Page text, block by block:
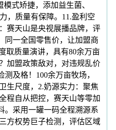
式矫捷，添加益生菌、
，质量有保障。11.盈利空
赛天山是央视展播品牌，评
同一全国零售价，让加盟商
取质量演讲，具有80余万亩
加盟政策敌对，对违规乱价
及格！100余万亩牧场，
生尺度，2.奶源实力：聚焦
程自从把控，赛天山等零加
。采用一罐一码全程溯源系
方权势巨子检测，评估区域